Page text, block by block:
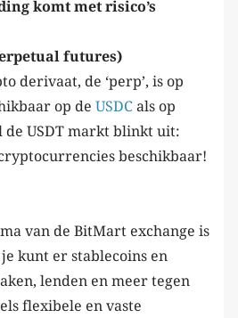
komt met risico’s
futures)
derivaat, de ‘perp’, is op
op de USDC als op
de USDT markt blinkt uit:
beschikbaar!
van de BitMart exchange is
kunt er stablecoins en
lenden en meer tegen
flexibele en vaste